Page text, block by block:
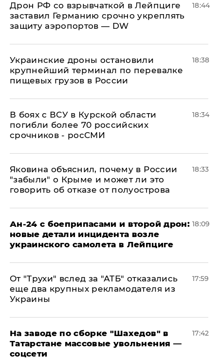
​Дрон РФ со взрывчаткой в Лейпциге
заставил Германию срочно укреплять
защиту аэропортов — DW
18:44
Украинские дроны остановили
крупнейший терминал по перевалке
пищевых грузов в России
18:38
В боях с ВСУ в Курской области
погибли более 70 российских
срочников - росСМИ
18:34
Яковина объяснил, почему в России
"забыли" о Крыме и может ли это
говорить об отказе от полуострова
18:33
Ан-24 с боеприпасами и второй дрон:
новые детали инцидента возле
украинского самолета в Лейпциге
18:09
От "Трухи" вслед за "АТБ" отказались
еще два крупных рекламодателя из
Украины
17:59
На заводе по сборке "Шахедов" в
Татарстане массовые увольнения —
соцсети
17:42